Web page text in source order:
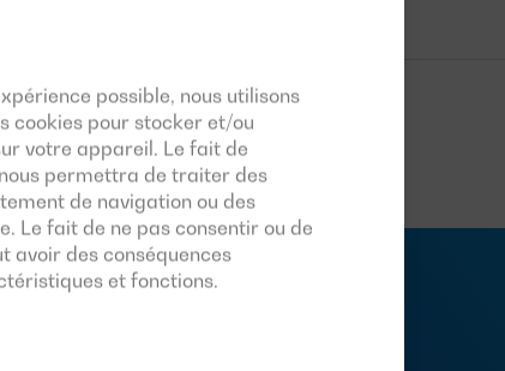
possible, nous utilisons
cookies pour stocker et/ou
votre appareil. Le fait de
permettra de traiter des
de navigation ou des
Le fait de ne pas consentir ou de
avoir des conséquences
et fonctions.